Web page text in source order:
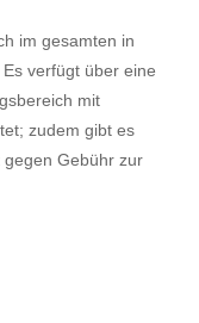
im gesamten in
verfügt über eine
mit
zudem gibt es
Gebühr zur